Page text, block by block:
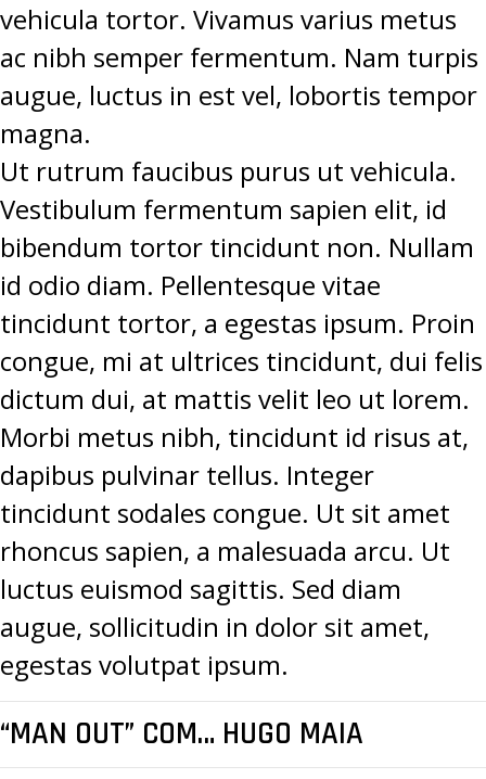
vehicula tortor. Vivamus varius metus
ac nibh semper fermentum. Nam turpis
augue, luctus in est vel, lobortis tempor
magna.
Ut rutrum faucibus purus ut vehicula.
Vestibulum fermentum sapien elit, id
bibendum tortor tincidunt non. Nullam
id odio diam. Pellentesque vitae
tincidunt tortor, a egestas ipsum. Proin
congue, mi at ultrices tincidunt, dui felis
dictum dui, at mattis velit leo ut lorem.
Morbi metus nibh, tincidunt id risus at,
dapibus pulvinar tellus. Integer
tincidunt sodales congue. Ut sit amet
rhoncus sapien, a malesuada arcu. Ut
luctus euismod sagittis. Sed diam
augue, sollicitudin in dolor sit amet,
egestas volutpat ipsum.
“MAN OUT” COM… HUGO MAIA